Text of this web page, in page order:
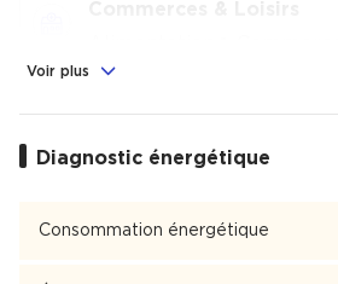
Crèche2, École1, Collège
Voir plus
Diagnostic énergétique
Consommation énergétique